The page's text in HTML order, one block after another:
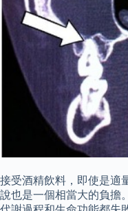
接受酒精飲料，即使是適
說也是一個相當大的負擔